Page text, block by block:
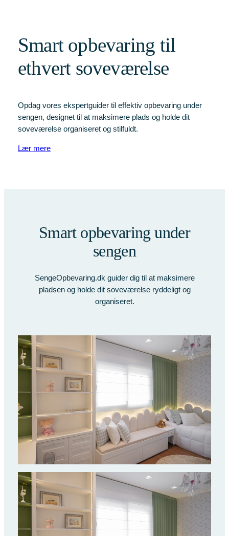
Smart opbevaring til
ethvert soveværelse
Opdag vores ekspertguider til effektiv opbevaring under
sengen, designet til at maksimere plads og holde dit
soveværelse organiseret og stilfuldt.
Lær mere
Smart opbevaring under
sengen
SengeOpbevaring.dk guider dig til at maksimere
pladsen og holde dit soveværelse ryddeligt og
organiseret.